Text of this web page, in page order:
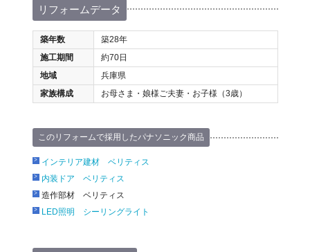
リフォームデータ
築年数
築28年
施工期間
約70日
地域
兵庫県
家族構成
お母さま・娘様ご夫妻・お子様（3歳）
このリフォームで採用したパナソニック商品
インテリア建材 ベリティス
内装ドア ベリティス
造作部材 ベリティス
LED照明 シーリングライト